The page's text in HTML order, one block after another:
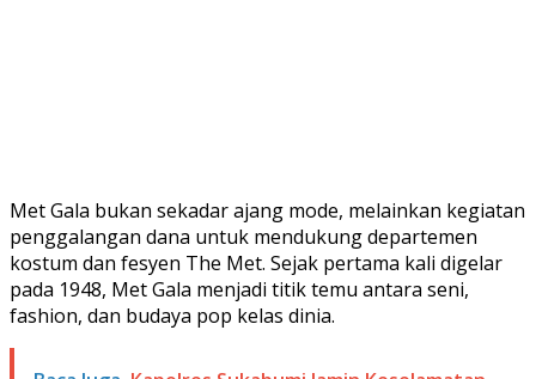
Met Gala bukan sekadar ajang mode, melainkan kegiatan
penggalangan dana untuk mendukung departemen
kostum dan fesyen The Met. Sejak pertama kali digelar
pada 1948, Met Gala menjadi titik temu antara seni,
fashion, dan budaya pop kelas dinia.